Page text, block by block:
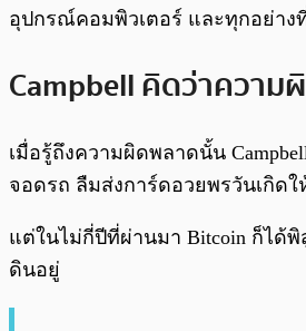
อุปกรณ์คอมพิวเตอร์ และทุกอย่าง
Campbell คิดว่าความ
เมื่อรู้ถึงความผิดพลาดนั้น
จอดรถ ลืมส่งการ์ดอวยพรวันเกิด
แต่ในไม่กี่ปีที่ผ่านมา Bitcoin ก็ได้พิ
ดินอยู่